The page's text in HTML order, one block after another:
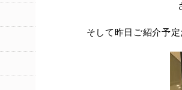
そして昨日ご紹介予